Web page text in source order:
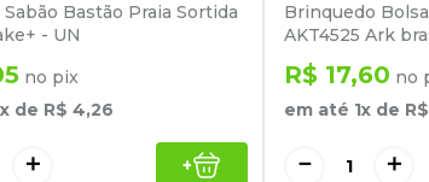
Bastão Praia Sortida
- UN
no pix
x de R$ 4,26
＋ +
Brinquedo
AKT4525 Ark
R$ 17,60 no
em até 1x de R$
＋
－